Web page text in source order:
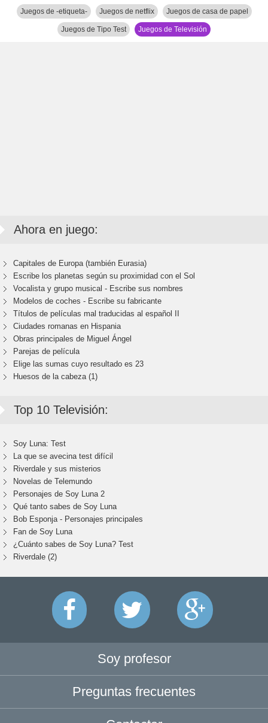
Juegos de -etiqueta- Juegos de netflix Juegos de casa de papel
Juegos de Tipo Test Juegos de Televisión
Ahora en juego:
Capitales de Europa (también Eurasia)
Escribe los planetas según su proximidad con el Sol
Vocalista y grupo musical - Escribe sus nombres
Modelos de coches - Escribe su fabricante
Títulos de películas mal traducidas al español II
Ciudades romanas en Hispania
Obras principales de Miguel Ángel
Parejas de película
Elige las sumas cuyo resultado es 23
Huesos de la cabeza (1)
Top 10 Televisión:
Soy Luna: Test
La que se avecina test difícil
Riverdale y sus misterios
Novelas de Telemundo
Personajes de Soy Luna 2
Qué tanto sabes de Soy Luna
Bob Esponja - Personajes principales
Fan de Soy Luna
¿Cuánto sabes de Soy Luna? Test
Riverdale (2)
Soy profesor
Preguntas frecuentes